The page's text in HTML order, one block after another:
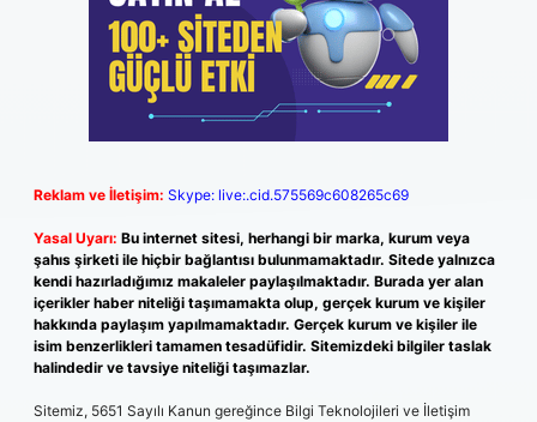
Reklam ve İletişim: Skype: live:.cid.575569c608265c69
Yasal Uyarı: Bu internet sitesi, herhangi bir marka, kurum veya
şahıs şirketi ile hiçbir bağlantısı bulunmamaktadır. Sitede yalnızca
kendi hazırladığımız makaleler paylaşılmaktadır. Burada yer alan
içerikler haber niteliği taşımamakta olup, gerçek kurum ve kişiler
hakkında paylaşım yapılmamaktadır. Gerçek kurum ve kişiler ile
isim benzerlikleri tamamen tesadüfidir. Sitemizdeki bilgiler taslak
halindedir ve tavsiye niteliği taşımazlar.
Sitemiz, 5651 Sayılı Kanun gereğince Bilgi Teknolojileri ve İletişim